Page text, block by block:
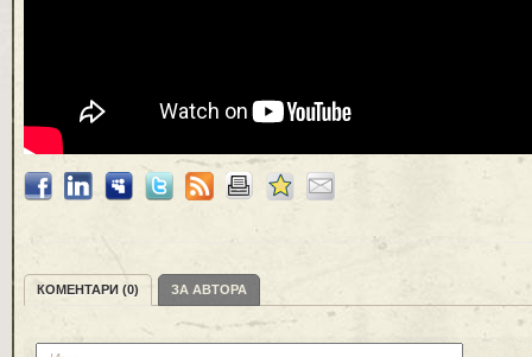
КОМЕНТАРИ (0) ЗА АВТОРА